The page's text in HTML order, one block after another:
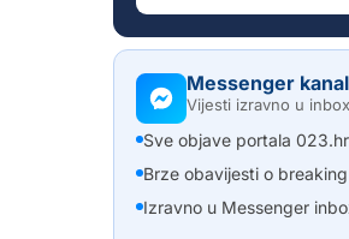
Messenger kanal
Vijesti izravno u inbox
Sve objave portala 023.hr
Brze obavijesti o
Izravno u Messenger